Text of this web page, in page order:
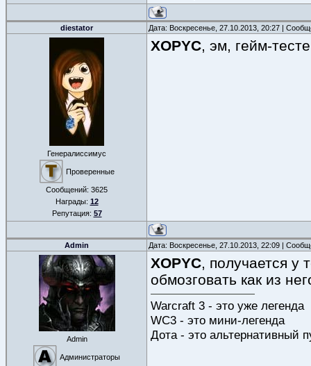
diestator Дата: Воскресенье, 27.10.2013, 20:27 |
Генералиссимус
Проверенные
Сообщений: 3625
Награды: 12
Репутация: 57
XOPYC, эм, гейм-
Admin Дата: Воскресенье, 27.10.2013, 22:09 |
Admin
Администраторы
XOPYC, получается у
обмозговать как из
Warcraft 3 - это уже легенда
WC3 - это мини-легенда
Дота - это альтернативный